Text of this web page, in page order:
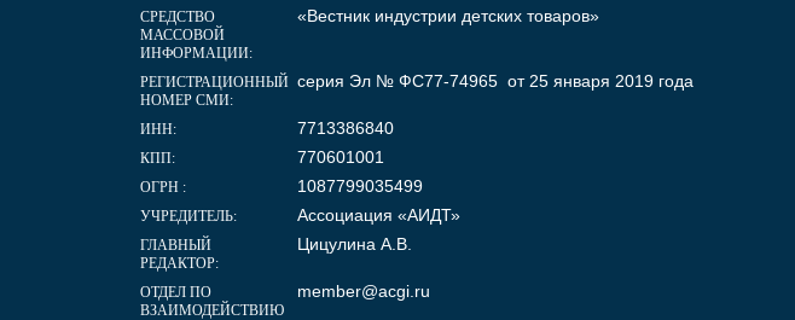
СРЕДСТВО
МАССОВОЙ
ИНФОРМАЦИИ:
«Вестник индустрии детских товаров»
РЕГИСТРАЦИОННЫЙ
НОМЕР СМИ:
серия Эл № ФС77-74965 от 25 января 2019 года
ИНН: 7713386840
КПП: 770601001
ОГРН : 1087799035499
УЧРЕДИТЕЛЬ: Ассоциация «АИДТ»
ГЛАВНЫЙ
РЕДАКТОР:
Цицулина А.В.
ОТДЕЛ ПО
ВЗАИМОДЕЙСТВИЮ
member@acgi.ru